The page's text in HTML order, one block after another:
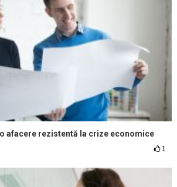
afacere rezistentă la crize economice
1